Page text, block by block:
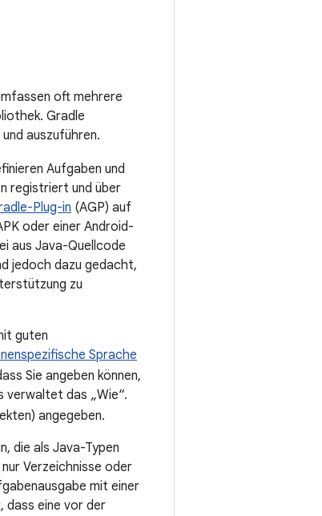
oft mehrere
Gradle
auszuführen.
Aufgaben und
registriert und über
Plug-in (AGP) auf
oder einer Android-
aus Java-Quellcode
jedoch dazu gedacht,
zu
guten
Sprache
Sie angeben können,
verwaltet das „Wie“.
angegeben.
die als Java-Typen
Verzeichnisse oder
mit einer
dass eine vor der